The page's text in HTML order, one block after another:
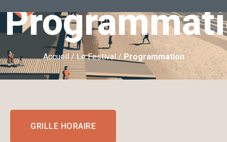
Accueil/Le Festival/Programmation
GRILLE HORAIRE